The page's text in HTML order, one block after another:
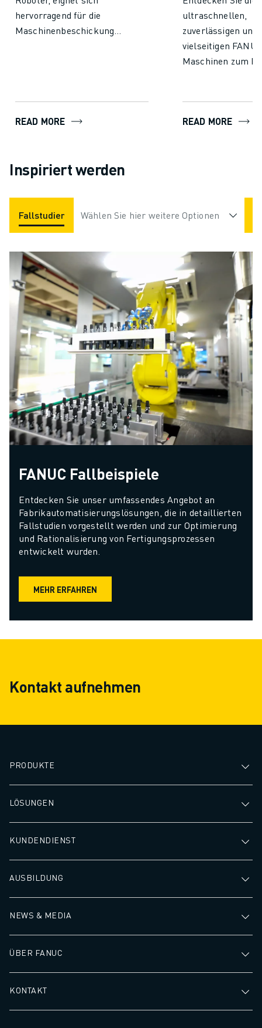
hervorragend für die
Maschinenbeschickung
perfekt für Einrichtungen
entlädt geschickt Teile in
einem Gewicht von nur 46
kg kann er am Boden
montiert, umgedreht oder
positioniert werden.
Darüber hinaus ermöglicht
die mühelose Integration
mit FTS oder anderen
mobilen Plattformen die
Automatisierung von nicht
ausgelasteten Maschinen
und sich wiederholenden
Vorgängen. Maximieren Sie
Effizienz und Platzbedarf
mit dem LR-10𝑖A/10, der
vielseitigen Lösung für
kompakte
READ MORE
ultraschnellen,
zuverlässigen und
vielseitigen
Maschinen zum
READ MORE
Inspiriert werden
Fallstudien Anwendungen
Wählen Sie hier weitere Optionen
FANUC Fallbeispiele
Entdecken Sie unser umfassendes Angebot an
Fabrikautomatisierungslösungen, die in detaillierten
Fallstudien vorgestellt werden und zur Optimierung
und Rationalisierung von Fertigungsprozessen
entwickelt wurden.
MEHR ERFAHREN
Kontakt aufnehmen
PRODUKTE
LÖSUNGEN
KUNDENDIENST
AUSBILDUNG
NEWS & MEDIA
ÜBER FANUC
KONTAKT